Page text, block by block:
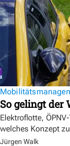
So gelingt der
Elektroflotte,
welches Konzept
Jürgen Walk